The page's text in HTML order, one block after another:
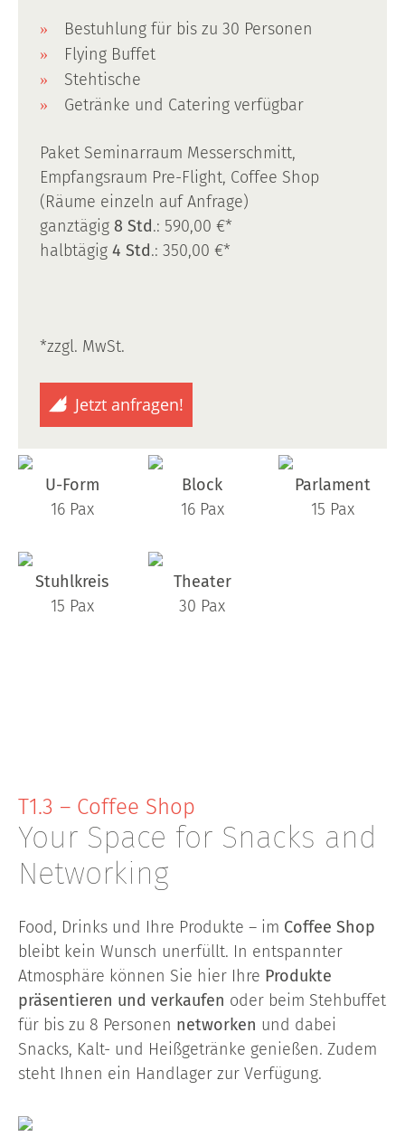
Bestuhlung für bis zu 30 Personen
Flying Buffet
Stehtische
Getränke und Catering verfügbar
Paket Seminarraum Messerschmitt,
Empfangsraum Pre-Flight, Coffee Shop
(Räume einzeln auf Anfrage)
ganztägig 8 Std.: 590,00 €*
halbtägig 4 Std.: 350,00 €*
*zzgl. MwSt.
Jetzt anfragen!
U-Form
16 Pax
Block
16 Pax
Parlament
15 Pax
Stuhlkreis
15 Pax
Theater
30 Pax
T1.3 – Coffee Shop
Your Space for Snacks and
Networking
Food, Drinks und Ihre Produkte – im Coffee Shop
bleibt kein Wunsch unerfüllt. In entspannter
Atmosphäre können Sie hier Ihre Produkte
präsentieren und verkaufen oder beim Stehbuffet
für bis zu 8 Personen networken und dabei
Snacks, Kalt- und Heißgetränke genießen. Zudem
steht Ihnen ein Handlager zur Verfügung.